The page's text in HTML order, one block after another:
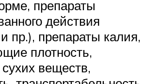
препараты
действия
пр.), препараты калия,
плотность,
веществ,